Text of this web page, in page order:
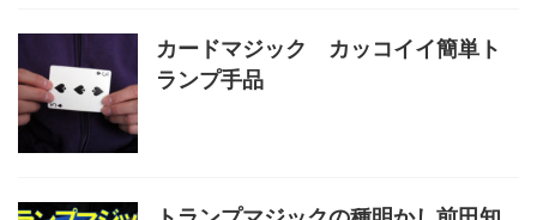
カードマジック カッコイイ簡単ト
ランプ手品